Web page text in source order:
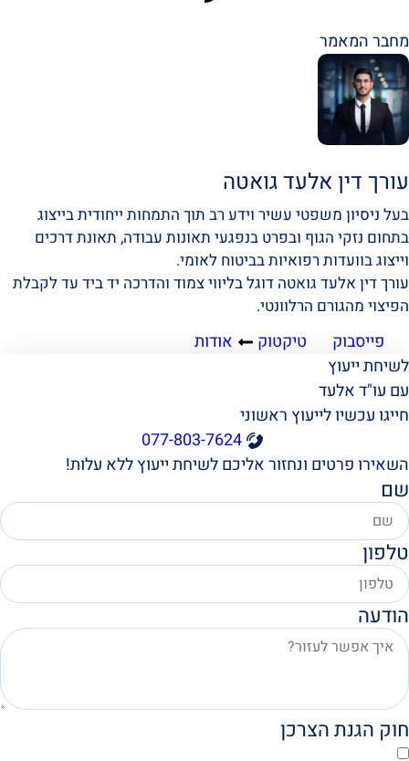
מחבר המאמר
עורך דין אלעד גואטה
בעל ניסיון משפטי עשיר וידע רב תוך התמחות ייחודית בייצוג
בתחום נזקי הגוף ובפרט בנפגעי תאונות עבודה, תאונת דרכים
וייצוג בוועדות רפואיות בביטוח לאומי.
עורך דין אלעד גואטה דוגל בליווי צמוד והדרכה יד ביד עד לקבלת
הפיצוי מהגורם הרלוונטי.
פייסבוק טיקטוק
אודות
לשיחת ייעוץ
עם עו"ד אלעד
חייגו עכשיו לייעוץ ראשוני
077-803-7624
השאירו פרטים ונחזור אליכם לשיחת ייעוץ ללא עלות!
שם
טלפון
הודעה
חוק הגנת הצרכן